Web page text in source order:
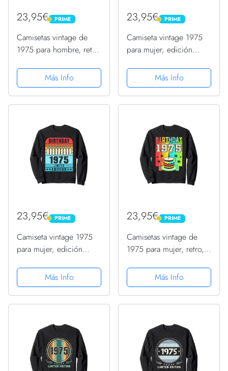
23,95€ PRIME
PRIME
Camisetas vintage de
1975 para hombre, retro,
de 1975 Sudadera
Más Info
23,95€ PRIME
PRIME
Camiseta vintage 1975
para mujer, edición
1975 Sudadera
Más Info
23,95€ PRIME
PRIME
Camiseta vintage 1975
para mujer, edición
1975 Sudadera
Más Info
23,95€ PRIME
PRIME
Camisetas vintage de
1975 para mujer, retro,
de 1975 Sudadera
Más Info